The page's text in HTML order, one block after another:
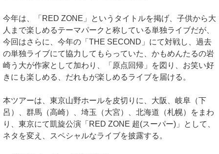
今年は、「RED ZONE」というタイトルを掲げ、子供から大
人まで楽しめるテーマパークと称している単独ライブだが、
今回はさらに、今年の「THE SECOND」にて対戦し、過去
の単独ライブにて協力してもらっていた、かもめんたるの岩
崎う大が作家として加わり、「原点回帰」を図り、お笑い好
きにも楽しめる、だれもが楽しめるライブを届ける。
本ツアーは、東京山野ホールを皮切りに、大阪、岐阜（下
呂）、群馬（高崎）、埼玉（大宮）、北海道（札幌）をまわ
り、東京にて凱旋公演「RED ZONE 超(スーパー)」として、
ネタを変え、スペシャルなライブを披露する。